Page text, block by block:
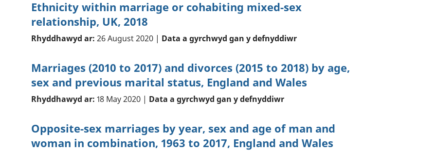
Ethnicity within marriage or cohabiting mixed-sex
relationship, UK, 2018
Rhyddhawyd ar: 26 August 2020 | Data a gyrchwyd gan y defnyddiwr
Marriages (2010 to 2017) and divorces (2015 to 2018) by age,
sex and previous marital status, England and Wales
Rhyddhawyd ar: 18 May 2020 | Data a gyrchwyd gan y defnyddiwr
Opposite-sex marriages by year, sex and age of man and
woman in combination, 1963 to 2017, England and Wales